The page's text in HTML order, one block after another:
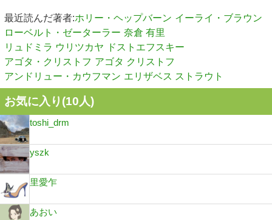
最近読んだ著者:ホリー・ヘップバーン イーライ・ブラウン
ローベルト・ゼーターラー 奈倉 有里
リュドミラ ウリツカヤ
ドストエフスキー
アゴタ・クリストフ アゴタ クリストフ
アンドリュー・カウフマン エリザベス ストラウト
お気に入り(10人)
toshi_drm
yszk
里愛乍
あおい